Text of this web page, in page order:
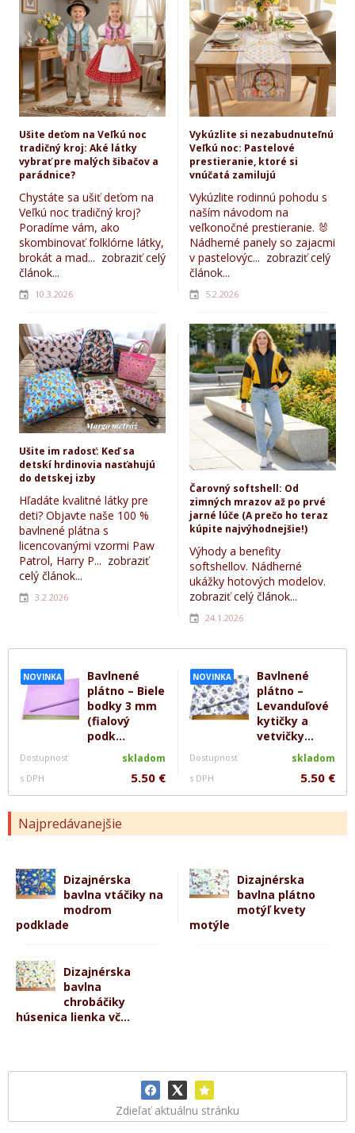
NOVINKA
Bavlnené
plátno – Biele
bodky 3 mm
(fialový
podk...
Dostupnosť skladom
s DPH 5.50 €
NOVINKA
Bavlnené
plátno –
Levanduľové
kytičky a
vetvičky...
Dostupnosť skladom
s DPH 5.50 €
Najpredávanejšie
Dizajnérska
bavlna vtáčiky na
modrom
podklade
Dizajnérska
bavlna plátno
motýľ kvety
motýle
Dizajnérska
bavlna
chrobáčiky
húsenica lienka vč...
Zdieľať aktuálnu stránku
Ušite deťom na Veľkú noc
tradičný kroj: Aké látky
vybrať pre malých šibačov a
parádnice?
Chystáte sa ušiť deťom na
Veľkú noc tradičný kroj?
Poradíme vám, ako
skombinovať folklórne látky,
brokát a mad... zobraziť celý
článok...
10.3.2026
Vykúzlite si nezabudnuteľnú
Veľkú noc: Pastelové
prestieranie, ktoré si
vnúčatá zamilujú
Vykúzlite rodinnú pohodu s
naším návodom na
veľkonočné prestieranie. 🐰
Nádherné panely so zajacmi
v pastelovýc... zobraziť celý
článok...
5.2.2026
Ušite im radosť: Keď sa
detskí hrdinovia nasťahujú
do detskej izby
Hľadáte kvalitné látky pre
deti? Objavte naše 100 %
bavlnené plátna s
licencovanými vzormi Paw
Patrol, Harry P... zobraziť
celý článok...
3.2.2026
Čarovný softshell: Od
zimných mrazov až po prvé
jarné lúče (A prečo ho teraz
kúpite najvýhodnejšie!)
Výhody a benefity
softshellov. Nádherné
ukážky hotových modelov.
zobraziť celý článok...
24.1.2026